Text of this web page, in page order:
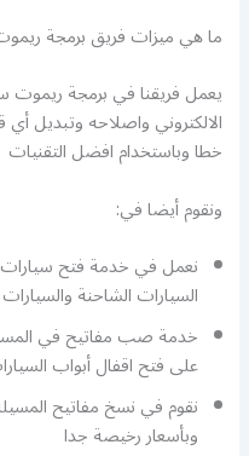
ما هي ميزات فريق برمجة
يعمل فريقنا في برمجة ريموت
الالكتروني واصلاحه وتبديل
خطا وباستخدام افضل التقنيات
ونقوم أيضا في:
نعمل في خدمة فتح سيارات
السيارات الشاحنة
خدمة صب مفاتيح في
على فتح اقفال أبواب
نقوم في نسخ مفاتيح
وبأسعار رخيصة جدا